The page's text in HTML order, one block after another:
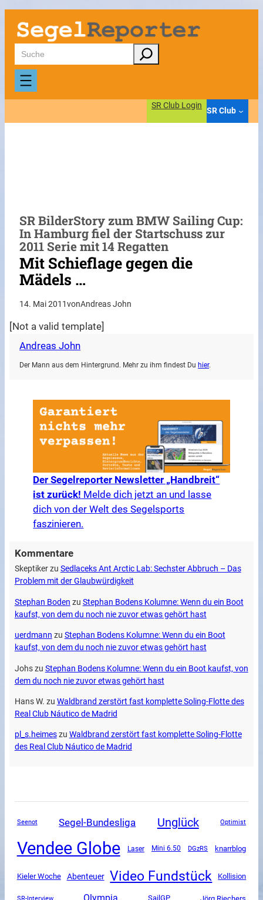
Zum
Inhalt
springen
Suchen
SR Club Login
SR Club
SR BilderStory zum BMW Sailing Cup:
In Hamburg fiel der Startschuss zur
2011 Serie mit 14 Regatten
Mit Schieflage gegen die
Mädels …
14. Mai 2011vonAndreas John
[Not a valid template]
Andreas John
Der Mann aus dem Hintergrund. Mehr zu ihm findest Duhier.
Der Segelreporter Newsletter „Handbreit“
ist zurück! Melde dich jetzt an und lasse
dich von der Welt des Segelsports
faszinieren.
Kommentare
Skeptikerzu Sedlaceks Ant Arctic Lab: Sechster Abbruch – Das
Problem mit der Glaubwürdigkeit
Stephan Boden zu Stephan Bodens Kolumne: Wenn du ein Boot
kaufst, von dem du noch nie zuvor etwas gehört hast
uerdmann zu Stephan Bodens Kolumne: Wenn du ein Boot
kaufst, von dem du noch nie zuvor etwas gehört hast
Johszu Stephan Bodens Kolumne: Wenn du ein Boot kaufst, von
dem du noch nie zuvor etwas gehört hast
Hans W. zu Waldbrand zerstört fast komplette Soling-Flotte des
Real Club Náutico de Madrid
pl_s.heimeszu Waldbrand zerstört fast komplette Soling-Flotte
des Real Club Náutico de Madrid
Seenot Segel-Bundesliga Unglück Optimist
Vendee Globe Laser Mini 6.50 DGzRS knarrblog
Kieler Woche Abenteuer Video Fundstück Kollision
SR-Interview SailGP